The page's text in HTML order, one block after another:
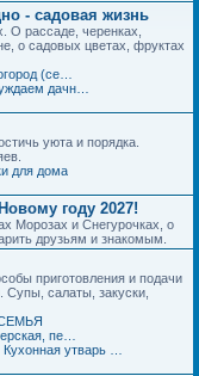
- садовая жизнь
О рассаде, черенках,
о садовых цветах, фруктах
уюта и порядка.
для дома
году 2027!
Морозах и Снегурочках, о
друзьям и знакомым.
приготовления и подачи
салаты, закуски,
СЕМЬЯ